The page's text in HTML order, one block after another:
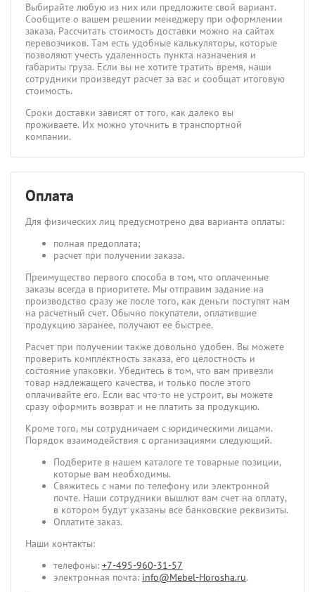
Выбирайте любую из них или предложите свой вариант.
Сообщите о вашем решении менеджеру при оформлении
заказа. Рассчитать стоимость доставки можно на сайтах
перевозчиков. Там есть удобные калькуляторы, которые
позволяют учесть удаленность пункта назначения и
габариты груза. Если вы не хотите тратить время, наши
сотрудники произведут расчет за вас и сообщат итоговую
стоимость.
Сроки доставки зависят от того, как далеко вы
проживаете. Их можно уточнить в транспортной
компании.
Оплата
Для физических лиц предусмотрено два варианта оплаты:
полная предоплата;
расчет при получении заказа.
Преимущество первого способа в том, что оплаченные
заказы всегда в приоритете. Мы отправим задание на
производство сразу же после того, как деньги поступят нам
на расчетный счет. Обычно покупатели, оплатившие
продукцию заранее, получают ее быстрее.
Расчет при получении также довольно удобен. Вы можете
проверить комплектность заказа, его целостность и
состояние упаковки. Убедитесь в том, что вам привезли
товар надлежащего качества, и только после этого
оплачивайте его. Если вас что-то не устроит, вы можете
сразу оформить возврат и не платить за продукцию.
Кроме того, мы сотрудничаем с юридическими лицами.
Порядок взаимодействия с организациями следующий.
Подберите в нашем каталоге те товарные позиции,
которые вам необходимы.
Свяжитесь с нами по телефону или электронной
почте. Наши сотрудники вышлют вам счет на оплату,
в котором будут указаны все банковские реквизиты.
Оплатите заказ.
Наши контакты:
телефоны: +7-495-960-31-57
электронная почта: info@Mebel-Horosha.ru.